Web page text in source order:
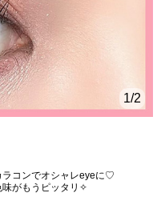
1/2
ラコンでオシャレeyeに♡
味がもうピッタリ✧